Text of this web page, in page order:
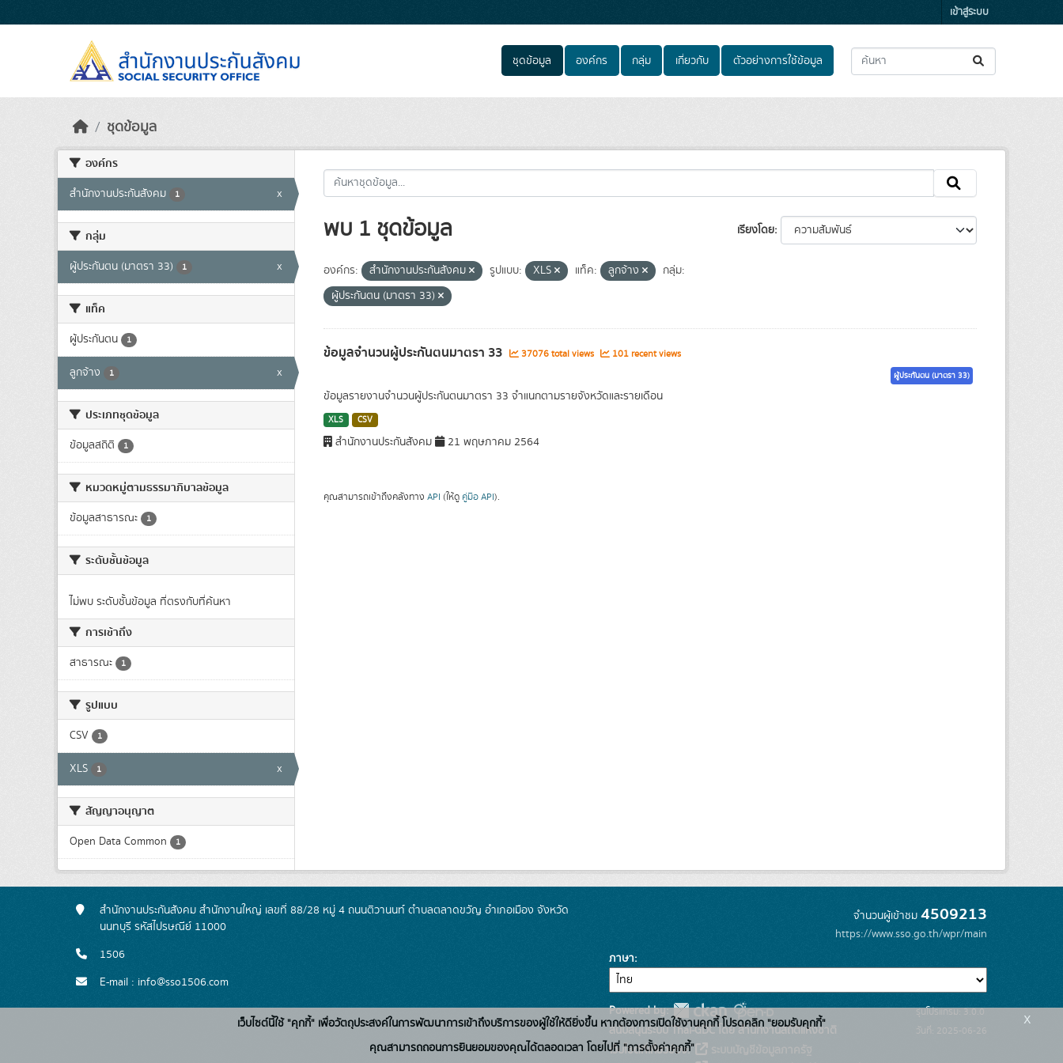
เข้าสู่ระบบ
ชุดข้อมูล องค์กร กลุ่ม เกี่ยวกับ ตัวอย่างการใช้ข้อมูล
ชุดข้อมูล
องค์กร
สำนักงานประกันสังคม 1 x
กลุ่ม
ผู้ประกันตน (มาตรา 33) 1 x
แท็ค
ผู้ประกันตน 1
ลูกจ้าง 1 x
ประเภทชุดข้อมูล
ข้อมูลสถิติ 1
หมวดหมู่ตามธรรมาภิบาลข้อมูล
ข้อมูลสาธารณะ 1
ระดับชั้นข้อมูล
ไม่พบ ระดับชั้นข้อมูล ที่ตรงกับที่ค้นหา
การเข้าถึง
สาธารณะ 1
รูปแบบ
CSV 1
XLS 1 x
สัญญาอนุญาต
Open Data Common 1
เรียงโดย
พบ 1 ชุดข้อมูล
องค์กร: สำนักงานประกันสังคม รูปแบบ: XLS แท็ค: ลูกจ้าง
กลุ่ม:
ผู้ประกันตน (มาตรา 33)
ข้อมูลจำนวนผู้ประกันตนมาตรา 33 37076 total views 101 recent views
ผู้ประกันตน (มาตรา 33)
ข้อมูลรายงานจำนวนผู้ประกันตนมาตรา 33 จำแนกตามรายจังหวัดและรายเดือน
XLS CSV
สำนักงานประกันสังคม 21 พฤษภาคม 2564
คุณสามารถเข้าถึงคลังทาง API (ให้ดู คู่มือ API).
สำนักงานประกันสังคม สำนักงานใหญ่ เลขที่ 88/28 หมู่ 4 ถนนติวานนท์ ตำบลตลาดขวัญ อำเภอเมือง จังหวัด
นนทบุรี รหัสไปรษณีย์ 11000
1506
E-mail : info@sso1506.com
จำนวนผู้เข้าชม 4509213
https://www.sso.go.th/wpr/main
ภาษา
Powered by:
สนับสนุนระบบ Thai-GDC โดย สำนักงานสถิติแห่งชาติ
เว็บไซต์ที่เกี่ยวข้อง:
รุ่นโปรแกรม: 3.0.0
วันที่: 2025-06-26
เว็บไซต์นี้ใช้ "คุกกี้" เพื่อวัตถุประสงค์ในการพัฒนาการเข้าถึงบริการของผู้ใช้ให้ดียิ่งขึ้น หากต้องการเปิดใช้งานคุกกี้ โปรดคลิก "ยอมรับคุกกี้"
คุณสามารถถอนการยินยอมของคุณได้ตลอดเวลา โดยไปที่ "การตั้งค่าคุกกี้"
x